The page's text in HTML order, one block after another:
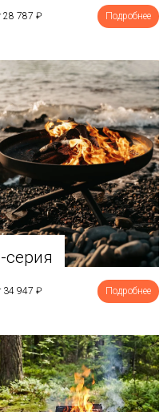
28 787 ₽ Подробнее
серия
34 947 ₽ Подробнее